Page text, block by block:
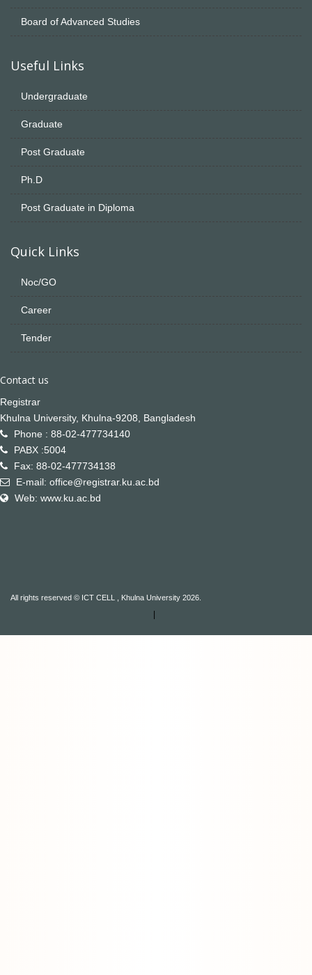
Board of Advanced Studies
Useful Links
Undergraduate
Graduate
Post Graduate
Ph.D
Post Graduate in Diploma
Quick Links
Noc/GO
Career
Tender
Contact us
Registrar
Khulna University, Khulna-9208, Bangladesh
Phone : 88-02-477734140
PABX :5004
Fax: 88-02-477734138
E-mail: office@registrar.ku.ac.bd
Web: www.ku.ac.bd
All rights reserved © ICT CELL , Khulna University 2026.
|